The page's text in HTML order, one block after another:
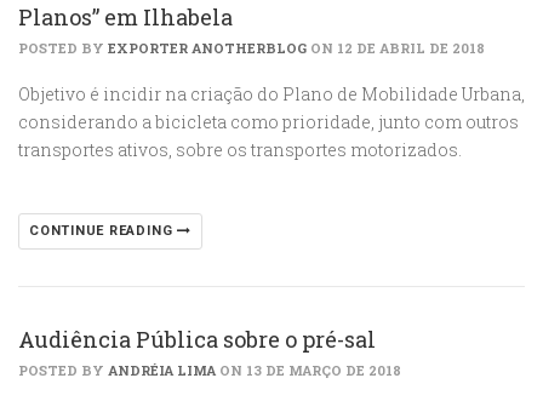
Planos” em Ilhabela
POSTED BY EXPORTER ANOTHERBLOG ON 12 DE ABRIL DE 2018
Objetivo é incidir na criação do Plano de Mobilidade Urbana,
considerando a bicicleta como prioridade, junto com outros
transportes ativos, sobre os transportes motorizados.
CONTINUE READING
Audiência Pública sobre o pré-sal
POSTED BY ANDRÉIA LIMA ON 13 DE MARÇO DE 2018